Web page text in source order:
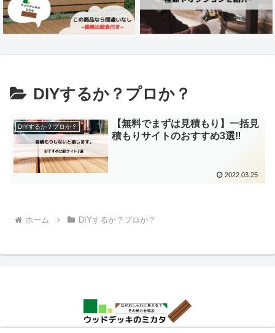
DIYするか？プロか？
DIYするか？プロか？
【無料でまずは見積もり】一括見
積もりサイトのおすすめ3選‼
2022.03.25
ホーム DIYするか？プロか？